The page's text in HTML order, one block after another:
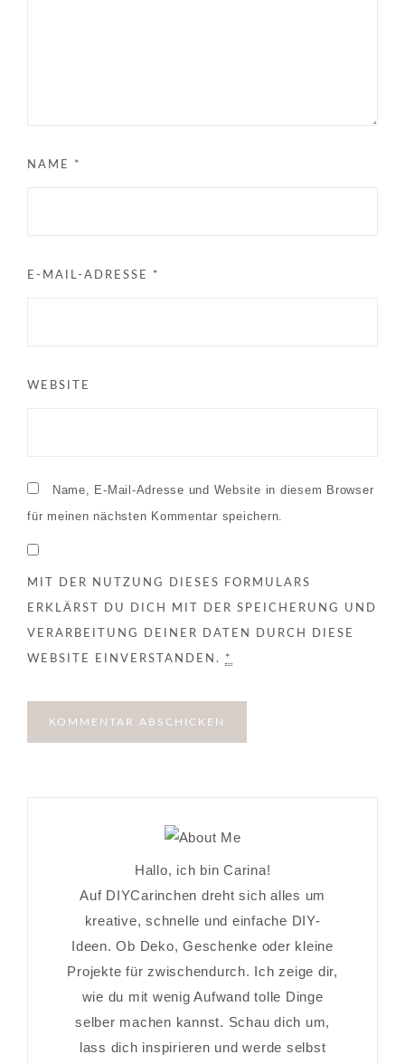
NAME *
E-MAIL-ADRESSE *
WEBSITE
Name, E-Mail-Adresse und Website in diesem Browser
für meinen nächsten Kommentar speichern.
MIT DER NUTZUNG DIESES FORMULARS
ERKLÄRST DU DICH MIT DER SPEICHERUNG UND
VERARBEITUNG DEINER DATEN DURCH DIESE
WEBSITE EINVERSTANDEN. *
Hallo, ich bin Carina!
Auf DIYCarinchen dreht sich alles um
kreative, schnelle und einfache DIY-
Ideen. Ob Deko, Geschenke oder kleine
Projekte für zwischendurch. Ich zeige dir,
wie du mit wenig Aufwand tolle Dinge
selber machen kannst. Schau dich um,
lass dich inspirieren und werde selbst